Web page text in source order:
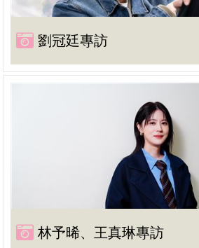
劉冠廷專訪
林予晞、王真琳專訪